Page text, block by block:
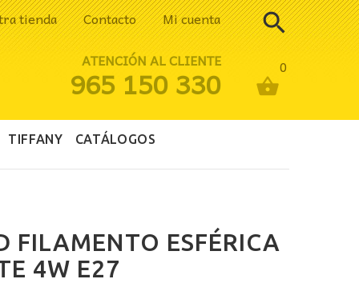
tienda Contacto Mi cuenta
0
ATENCIÓN AL CLIENTE
965 150 330
TIFFANY CATÁLOGOS
FILAMENTO ESFÉRICA
4W E27